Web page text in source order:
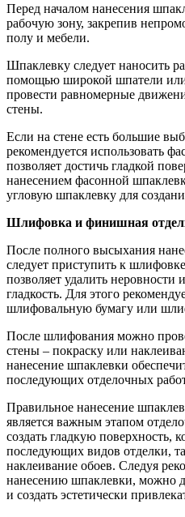
Перед началом нанесения
рабочую зону, закрепив
полу и мебели.
Шпаклевку следует наносить
помощью широкой шпатели
провести равномерные
стены.
Если на стене есть большие
рекомендуется использовать
позволяет достичь гладкой
нанесением фасонной
угловую шпаклевку для
Шлифовка и финишная
После полного высыхания
следует приступить к
позволяет удалить неровности
гладкость. Для этого
шлифовальную бумагу или
После шлифования можно
стены – покраску или
нанесение шпаклевки
последующих отделочных
Правильное нанесение
является важным этапом
создать гладкую поверхность,
последующих видов отделки,
наклеивание обоев. Следуя
нанесению шпаклевки, можно
и создать эстетически